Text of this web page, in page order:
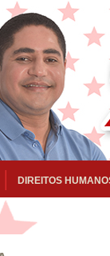
DIREITOS